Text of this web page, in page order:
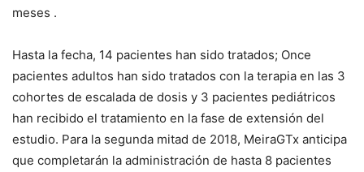
meses .
Hasta la fecha, 14 pacientes han sido tratados; Once
pacientes adultos han sido tratados con la terapia en las 3
cohortes de escalada de dosis y 3 pacientes pediátricos
han recibido el tratamiento en la fase de extensión del
estudio. Para la segunda mitad de 2018, MeiraGTx anticipa
que completarán la administración de hasta 8 pacientes